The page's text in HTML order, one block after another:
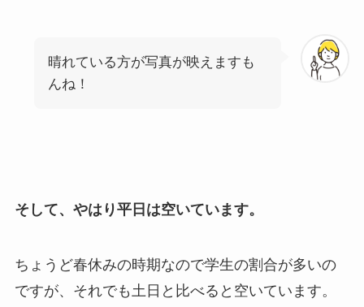
晴れている方が写真が映えますも
んね！
そして、やはり平日は空いています。
ちょうど春休みの時期なので学生の割合が多いの
ですが、それでも土日と比べると空いています。